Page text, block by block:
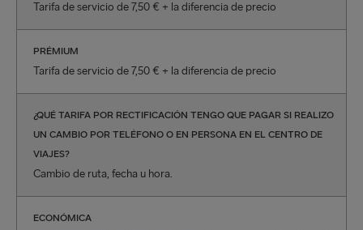
Tarifa de servicio de 7,50 € + la diferencia de precio
PRÉMIUM
Tarifa de servicio de 7,50 € + la diferencia de precio
¿QUÉ TARIFA POR RECTIFICACIÓN TENGO QUE PAGAR SI REALIZO
UN CAMBIO POR TELÉFONO O EN PERSONA EN EL CENTRO DE
VIAJES?
Cambio de ruta, fecha u hora.
ECONÓMICA